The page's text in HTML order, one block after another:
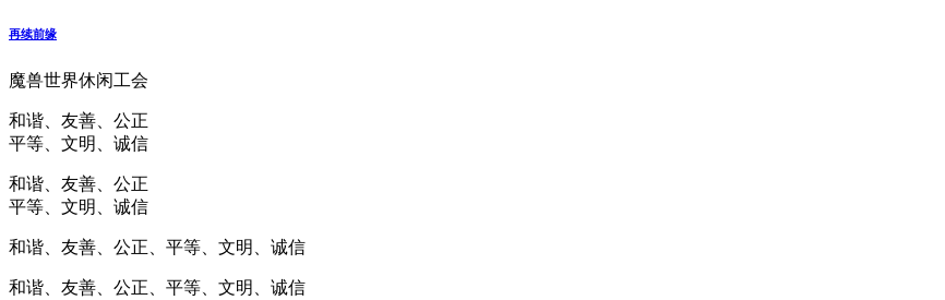
再续前缘
魔兽世界休闲工会
和谐、友善、公正
平等、文明、诚信
和谐、友善、公正
平等、文明、诚信
和谐、友善、公正、平等、文明、诚信
和谐、友善、公正、平等、文明、诚信